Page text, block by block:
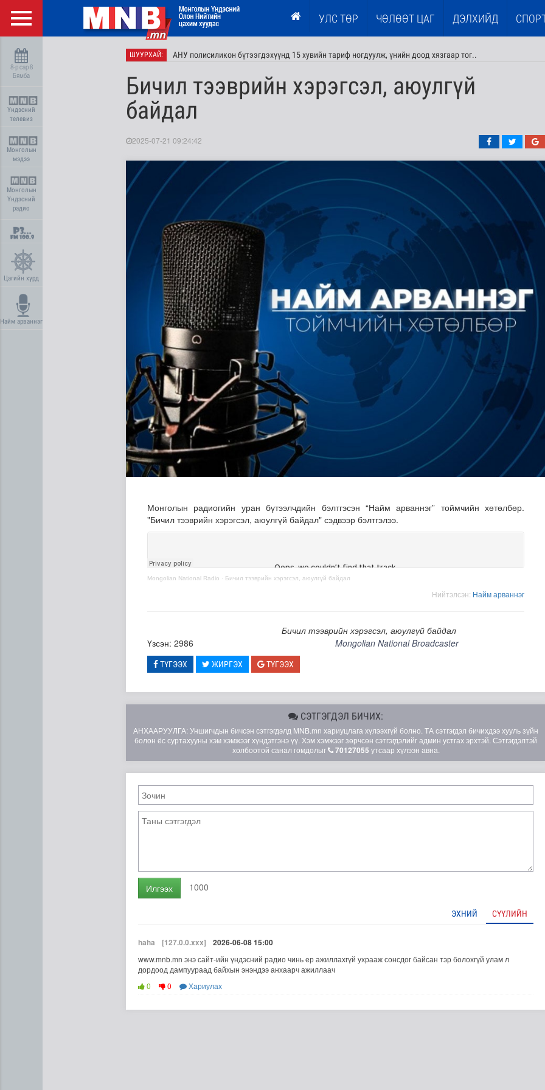
УЛС ТӨР ЧӨЛӨӨТ ЦАГ ДЭЛХИЙД
8-р сар 8
Бямба
Үндэсний
телевиз
Монголын
мэдээ
Монголын
Үндэсний
радио
Цагийн хүрд
Найм арваннэг
ШУУРХАЙ: АНУ полисиликон бүтээгдэхүүнд 15 хувийн тариф ногдуулж, үнийн доод хязгаар тог..
Торгоны замын цуваа 6000 гаруй километр зам туулан Монгол Улсад орж ирлээ
"ДЦС-3” ТӨХК-ийн нэн шаардлагатай “Турбингенератор-5”-ын шинэчлэлийн төсвийг ш..
“Цааснаас чөлөөлье” зөвлөлдөх хэлэлцүүлэг боллоо
Бичил тээврийн хэрэгсэл, аюулгүй
байдал
2025-07-21 09:24:42
Монголын радиогийн уран бүтээлчдийн бэлтгэсэн “Найм арваннэг” тоймчийн хөтөлбөр.
"Бичил тээврийн хэрэгсэл, аюулгүй байдал" сэдвээр бэлтгэлээ.
Mongolian National Radio · Бичил тээврийн хэрэгсэл, аюулгүй байдал
Нийтэлсэн: Найм арваннэг
Бичил тээврийн хэрэгсэл, аюулгүй байдал
Үзсэн: 2986
Mongolian National Broadcaster
ТҮГЭЭХ ЖИРГЭХ ТҮГЭЭХ
СЭТГЭГДЭЛ БИЧИХ:
АНХААРУУЛГА: Уншигчдын бичсэн сэтгэгдэлд MNB.mn хариуцлага хүлээхгүй болно. ТА сэтгэгдэл бичихдээ хууль зүйн
болон ёс суртахууны хэм хэмжээг хүндэтгэнэ үү. Хэм хэмжээг зөрчсөн сэтгэгдэлийг админ устгах эрхтэй. Сэтгэгдэлтэй
холбоотой санал гомдолыг
70127055 утсаар хүлээн авна.
Илгээх 1000
ЭХНИЙ СҮҮЛИЙН
haha [127.0.0.xxx] 2026-06-08 15:00
www.mnb.mn энэ сайт-ийн үндэсний радио чинь ер ажиллахгүй ухрааж сонсдог байсан тэр болохгүй улам л
дордоод дампуураад байхын энэндээ анхаарч ажиллаач
0
0 Хариулах